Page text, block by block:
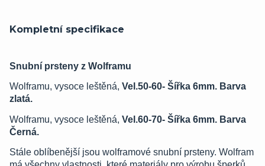
Kompletní specifikace
Snubní prsteny z Wolframu
Wolframu, vysoce leštěná, Vel.50-60- Šířka 6mm. Barva
zlatá.
Wolframu, vysoce leštěná, Vel.60-70- Šířka 6mm. Barva
Černá.
Stále oblíbenější jsou wolframové snubní prsteny. Wolfram